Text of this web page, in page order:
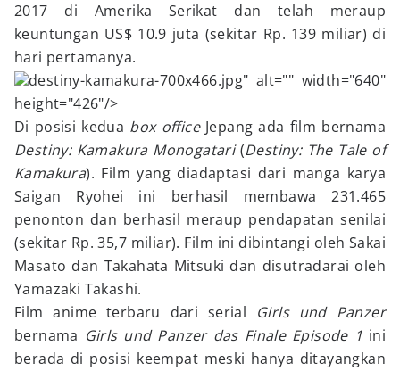
2017 di Amerika Serikat dan telah meraup
keuntungan US$ 10.9 juta (sekitar Rp. 139 miliar) di
hari pertamanya.
destiny-kamakura-700x466.jpg" alt="" width="640"
height="426"/>
Di posisi kedua box office Jepang ada film bernama
Destiny: Kamakura Monogatari(Destiny: The Tale of
Kamakura). Film yang diadaptasi dari manga karya
Saigan Ryohei ini berhasil membawa 231.465
penonton dan berhasil meraup pendapatan senilai
(sekitar Rp. 35,7 miliar). Film ini dibintangi oleh Sakai
Masato dan Takahata Mitsuki dan disutradarai oleh
Yamazaki Takashi.
Film anime terbaru dari serial Girls und Panzer
bernama Girls und Panzer das Finale Episode 1 ini
berada di posisi keempat meski hanya ditayangkan